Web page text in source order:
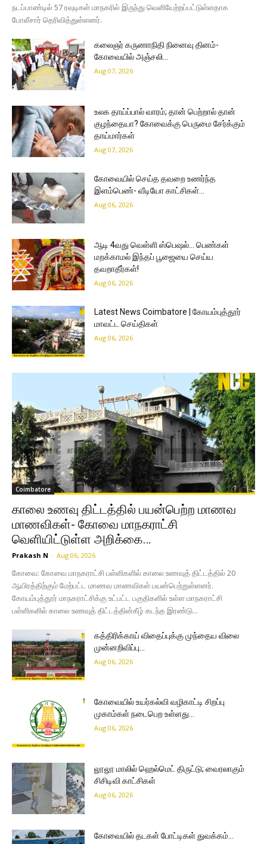
நடப்பாண்டில் 57 ரவுடிகள் மாநகரில் இருந்து வெளியேற்றப்பட்டுள்ளதாக
போலீசார் தெரிவித்துள்ளனர்.
கலைஞர் கருணாநிதி நினைவு தினம்-
கோவையில் அஞ்சலி…
Aug 07, 2026
உலக தாய்ப்பால் வாரம்; தான் பெற்றால் தான்
குழந்தையா? கோவைக்கு பெருமை சேர்க்கும்
தாய்மார்கள்
Aug 07, 2026
கோவையில் செய்த தவறை உணர்ந்த
இளம்பெண்- வீடியோ காட்சிகள்…
Aug 06, 2026
ஆடி 4வது வெள்ளி ஸ்பெஷல்… பெண்கள்
மறக்காமல் இந்தப் பூஜையை செய்ய
தவறாதீர்கள்!
Aug 06, 2026
Latest News Coimbatore | கோயம்புத்தூர்
மாவட்ட செய்திகள்
Aug 06, 2026
Coimbatore
காலை உணவு திட்டத்தில் பயன்பெற்ற மாணவ
மாணவிகள்- கோவை மாநகராட்சி
வெளியிட்டுள்ள அறிக்கை…
Prakash N - Aug 06, 2026
கோவை: கோவை மாநகராட்சி பள்ளிகளில் காலை உணவுத் திட்டத்தில் 20
ஆயிரத்திற்கும் மேற்பட்ட மாணவ மாணவிகள் பயன்பெற்றுள்ளனர்.
கோயம்புத்தூர் மாநகராட்சிக்கு உட்பட்ட பகுதிகளில் உள்ள மாநகராட்சி
பள்ளிகளில் காலை உணவுத் திட்டத்தின்கீழ் கடந்த இரண்டு...
கத்திரிக்காய் விதைப்புக்கு முந்தைய விலை
முன்னறிவிப்பு…
Aug 06, 2026
கோவையில் உயர்கல்வி வழிகாட்டி சிறப்பு
முகாம்கள் நடைபெற உள்ளது…
Aug 06, 2026
லூலூ மாலில் ஹெல்மெட் திருட்டு; வைரலாகும்
சிசிடிவி காட்சிகள்
Aug 06, 2026
கோவையில் தடகள் போட்டிகள் துவக்கம்…